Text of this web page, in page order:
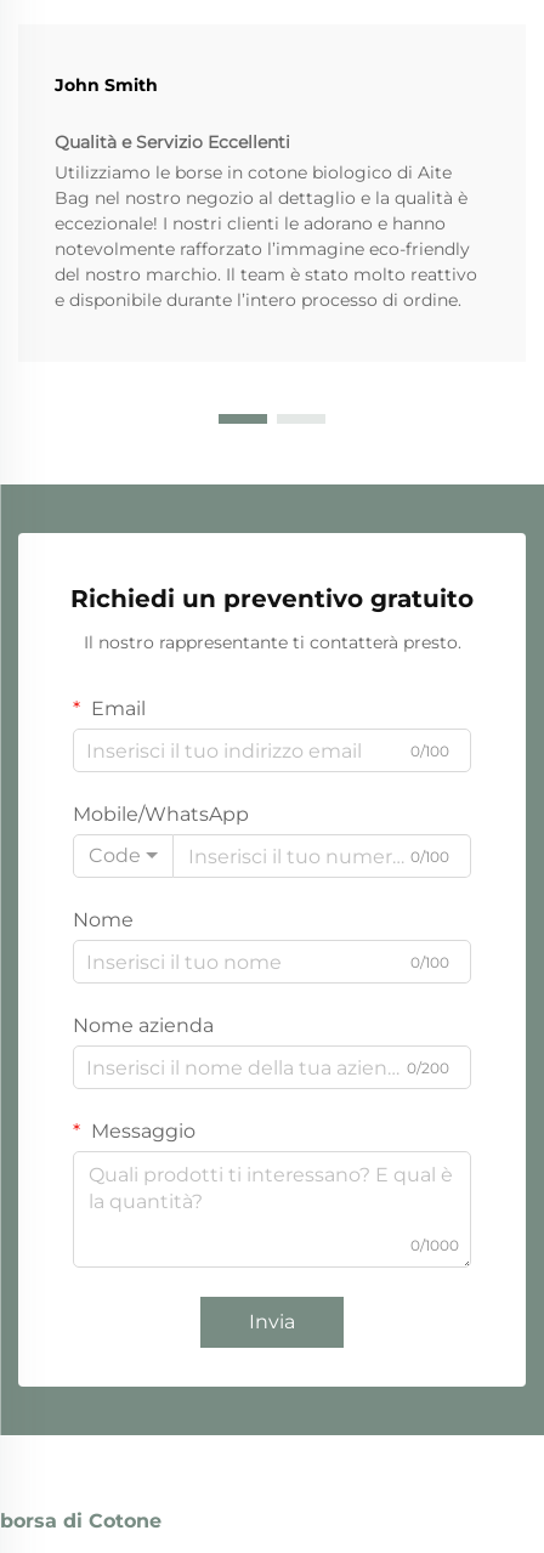
John Smith
Qualità e Servizio Eccellenti
Utilizziamo le borse in cotone biologico di Aite
Bag nel nostro negozio al dettaglio e la qualità è
eccezionale! I nostri clienti le adorano e hanno
notevolmente rafforzato l’immagine eco-friendly
del nostro marchio. Il team è stato molto reattivo
e disponibile durante l’intero processo di ordine.
Richiedi un preventivo gratuito
Il nostro rappresentante ti contatterà presto.
Email
0/100
Mobile/WhatsApp
Code
0/100
Nome
0/100
Nome azienda
0/200
Messaggio
0/1000
Invia
borsa di Cotone